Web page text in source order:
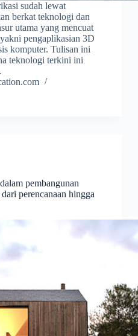
sudah lewat
berkat teknologi dan
utama yang mencuat
pengaplikasian 3D
komputer. Tulisan ini
teknologi terkini ini
pembangunan
perencanaan hingga